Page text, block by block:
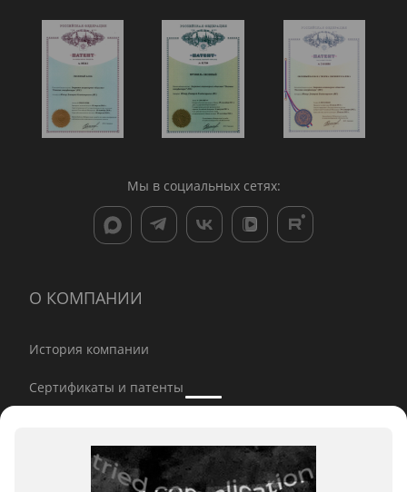
Мы в социальных сетях:
О КОМПАНИИ
История компании
Сертификаты и патенты
Наши партнеры